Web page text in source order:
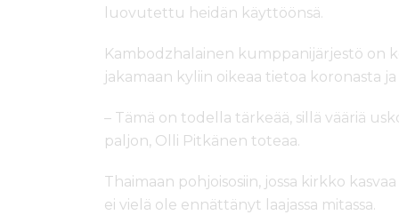
luovutettu heidän käyttöönsä.
Kambodzhalainen kumppanijärjestö on
jakamaan kyliin oikeaa tietoa koronasta
– Tämä on todella tärkeää, sillä vääriä
paljon, Olli Pitkänen toteaa.
Thaimaan pohjoisosiin, jossa kirkko
ei vielä ole ennättänyt laajassa mitassa.